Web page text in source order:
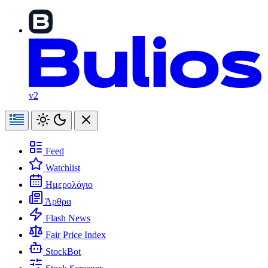
v2
Feed
Watchlist
Ημερολόγιο
Άρθρα
Flash News
Fair Price Index
StockBot